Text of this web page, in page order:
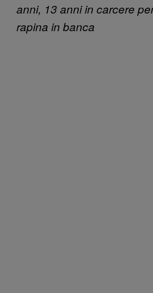
anni, 13 anni in carcere
rapina in banca